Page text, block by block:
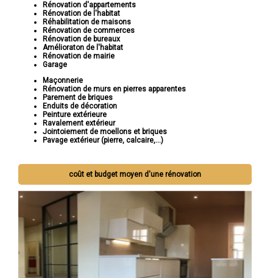
Rénovation d'appartements
Rénovation de l'habitat
Réhabilitation de maisons
Rénovation de commerces
Rénovation de bureaux
Amélioraton de l'habitat
Rénovation de mairie
Garage
Maçonnerie
Rénovation de murs en pierres apparentes
Parement de briques
Enduits de décoration
Peinture extérieure
Ravalement extérieur
Jointoiement de moellons et briques
Pavage extérieur (pierre, calcaire,...)
coût et budget moyen d'une rénovation